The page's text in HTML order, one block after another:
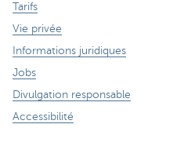
Tarifs
Vie privée
Informations juridiques
Jobs
Divulgation responsable
Accessibilité